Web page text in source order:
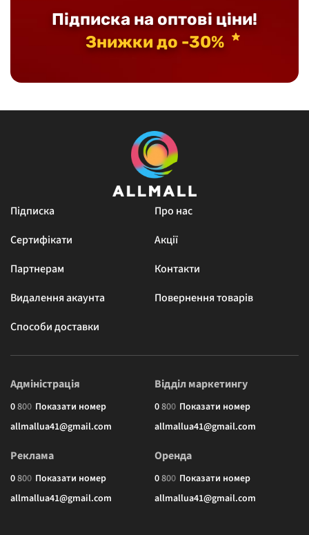
Підписка на оптові ціни!
Знижки до -30%
Підписка
Про нас
Сертифікати
Акції
Партнерам
Контакти
Видалення акаунта
Повернення товарів
Способи доставки
Адміністрація
0800 Показати номер
allmallua41@gmail.com
Відділ маркетингу
0800 Показати номер
allmallua41@gmail.com
Реклама
0800 Показати номер
allmallua41@gmail.com
Оренда
0800 Показати номер
allmallua41@gmail.com